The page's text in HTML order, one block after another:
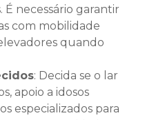
É necessário garantir
com mobilidade
quando
: Decida se o lar
apoio a idosos
especializados para